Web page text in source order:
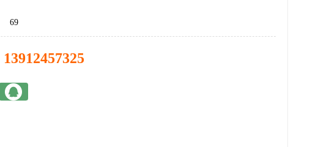
69
13912457325